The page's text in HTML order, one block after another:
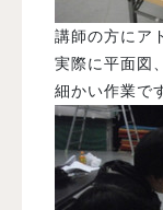
講師の方にア
実際に平面図
細かい作業で